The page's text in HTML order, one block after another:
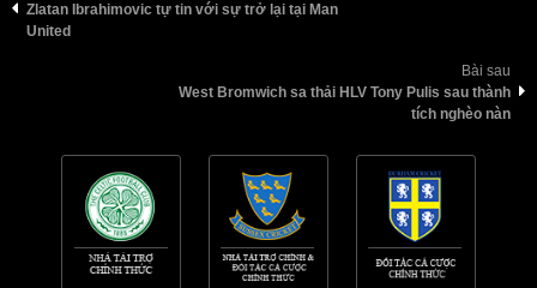
Zlatan Ibrahimovic tự tin với sự trở lại tại Man
United
Bài sau
West Bromwich sa thải HLV Tony Pulis sau thành
tích nghèo nàn